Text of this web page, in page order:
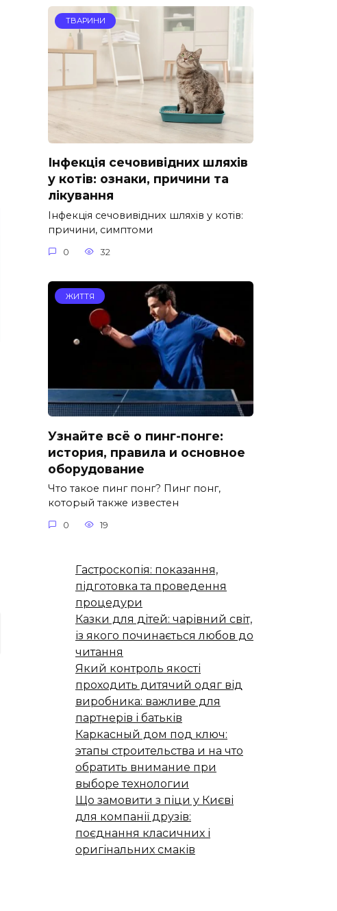
ТВАРИНИ
Інфекція сечовивідних шляхів
у котів: ознаки, причини та
лікування
Інфекція сечовивідних шляхів у котів:
причини, симптоми
0 32
ЖИТТЯ
Узнайте всё о пинг-понге:
история, правила и основное
оборудование
Что такое пинг понг? Пинг понг,
который также известен
0 19
Гастроскопія: показання,
підготовка та проведення
процедури
Казки для дітей: чарівний світ,
із якого починається любов до
читання
Який контроль якості
проходить дитячий одяг від
виробника: важливе для
партнерів і батьків
Каркасный дом под ключ:
этапы строительства и на что
обратить внимание при
выборе технологии
Що замовити з піци у Києві
для компанії друзів:
поєднання класичних і
оригінальних смаків